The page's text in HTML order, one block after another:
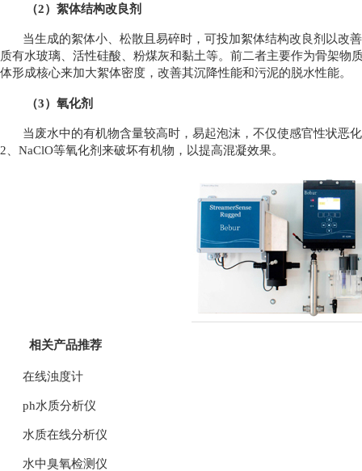
（2）絮体结构改良剂
当生成的絮体小、松散且易碎时，可投加絮体结构改良剂以改
质有水玻璃、活性硅酸、粉煤灰和黏土等。前二者主要作为骨架物
体形成核心来加大絮体密度，改善其沉降性能和污泥的脱水性能。
（3）氧化剂
当废水中的有机物含量较高时，易起泡沫，不仅使感官性状恶
2、NaClO等氧化剂来破坏有机物，以提高混凝效果。
相关产品推荐
在线浊度计
ph水质分析仪
水质在线分析仪
水中臭氧检测仪